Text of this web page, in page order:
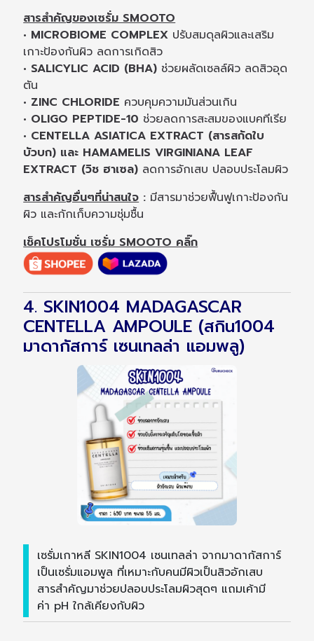
สารสำคัญของเซรั่ม SMOOTO
• MICROBIOME COMPLEX ปรับสมดุลผิวและเสริม
เกาะป้องกันผิว ลดการเกิดสิว
• SALICYLIC ACID (BHA) ช่วยผลัดเซลล์ผิว ลดสิวอุด
ตัน
• ZINC CHLORIDE ควบคุมความมันส่วนเกิน
• OLIGO PEPTIDE-10 ช่วยลดการสะสมของแบคทีเรีย
• CENTELLA ASIATICA EXTRACT (สารสกัดใบ
บัวบก) และ HAMAMELIS VIRGINIANA LEAF
EXTRACT (วิช ฮาเซล) ลดการอักเสบ ปลอบประโลมผิว
สารสำคัญอื่นๆที่น่าสนใจ: มีสารมาช่วยฟื้นฟูเกาะป้องกัน
ผิว และกักเก็บความชุ่มชื้น
เช็คโปรโมชั่น เซรั่ม SMOOTO คลิ๊ก
4. SKIN1004 MADAGASCAR
CENTELLA AMPOULE (สกิน1004
มาดากัสการ์ เซนเทลล่า แอมพลู)
เซรั่มเกาหลี SKIN1004 เซนเทลล่า จากมาดากัสการ์
เป็นเซรั่มแอมพูล ที่เหมาะกับคนมีผิวเป็นสิวอักเสบ
สารสำคัญมาช่วยปลอบประโลมผิวสุดๆ แถมเค้ามี
ค่า pH ใกล้เคียงกับผิว